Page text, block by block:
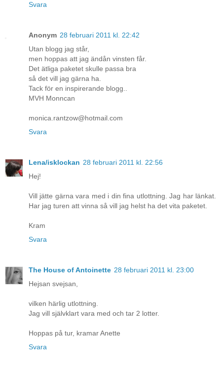
Svara
Anonym 28 februari 2011 kl. 22:42
Utan blogg jag står,
men hoppas att jag ändån vinsten får.
Det ätliga paketet skulle passa bra
så det vill jag gärna ha.
Tack för en inspirerande blogg..
MVH Monncan
monica.rantzow@hotmail.com
Svara
Lena/isklockan 28 februari 2011 kl. 22:56
Hej!
Vill jätte gärna vara med i din fina utlottning. Jag har länkat.
Har jag turen att vinna så vill jag helst ha det vita paketet.
Kram
Svara
The House of Antoinette 28 februari 2011 kl. 23:00
Hejsan svejsan,
vilken härlig utlottning.
Jag vill självklart vara med och tar 2 lotter.
Hoppas på tur, kramar Anette
Svara